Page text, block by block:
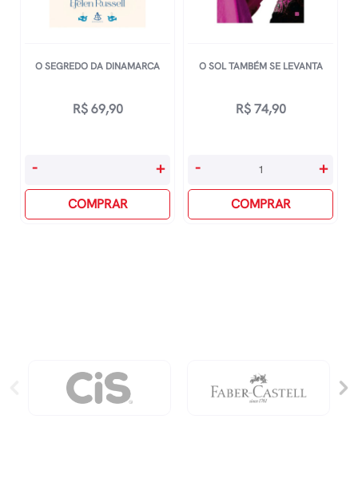
O SEGREDO DA DINAMARCA
R$69,90
O
Dinamarca
- +
COMPRAR
O SOL TAMBÉM SE LEVANTA
R$74,90
O
Também
Se
- +
COMPRAR